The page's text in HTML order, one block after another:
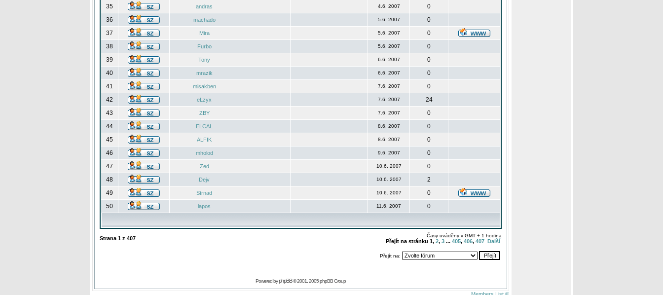
35
andras 4.6. 2007
0
36
machado 5.6. 2007
0
37
Mira 5.6. 2007
0
38
Furbo 5.6. 2007
0
39
Tony 6.6. 2007
0
40
mrazik 6.6. 2007
0
41
misakben 7.6. 2007
0
42
eLzyx 7.6. 2007
24
43
ZBY 7.6. 2007
0
44
ELCAL 8.6. 2007
0
45
ALFIK 8.6. 2007
0
46
mholod 9.6. 2007
0
47
Zed 10.6. 2007
0
48
Dejv 10.6. 2007
2
49
Strnad 10.6. 2007
0
50
lapos 11.6. 2007 0
Strana 1 z 407 Časy uváděny v GMT + 1 hodina
Přejít na stránku 1, 2, 3 ... 405, 406, 407 Další
Přejít na:
Powered byphpBB© 2001, 2005 phpBB Group